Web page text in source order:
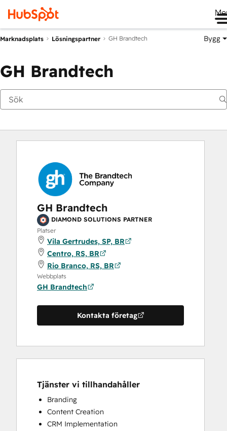
Marknadsplats Lösningspartner GH Brandtech Bygg
GH Brandtech
GH Brandtech
DIAMOND SOLUTIONS PARTNER
Platser
Vila Gertrudes, SP, BR
Centro, RS, BR
Rio Branco, RS, BR
Webbplats
GH Brandtech
Kontakta företag
Tjänster vi tillhandahåller
Branding
Content Creation
CRM Implementation